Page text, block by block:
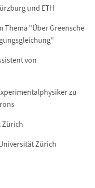
und ETH
Thema "Über Greensche
von
zu
Zürich
Zürich